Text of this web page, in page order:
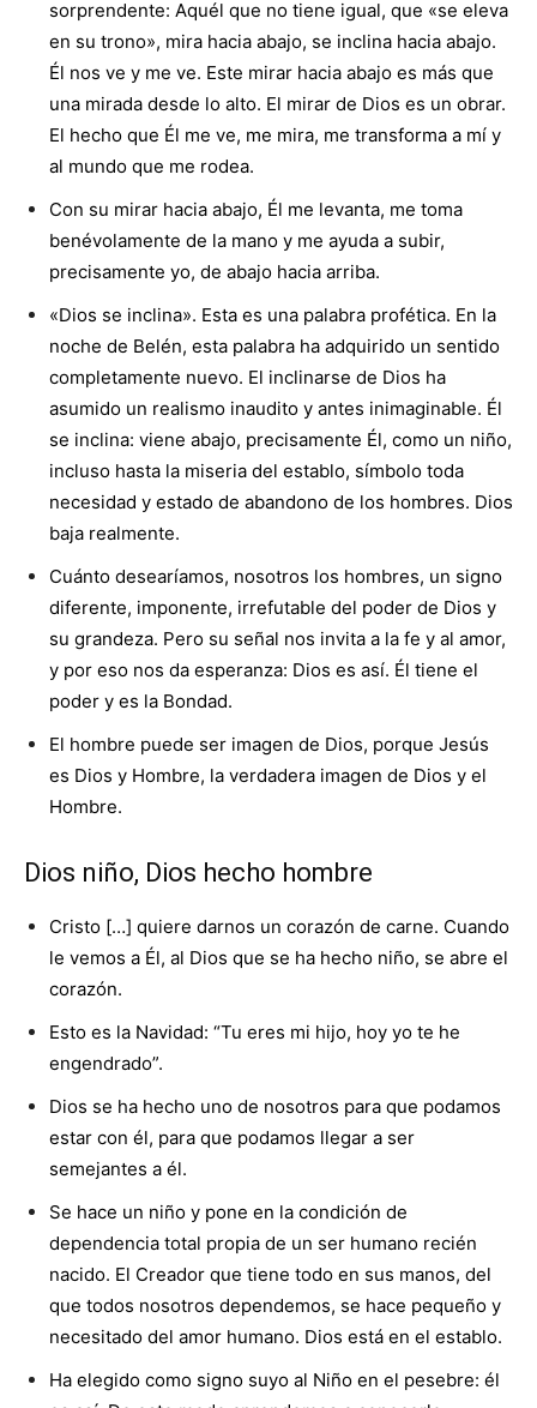
sorprendente: Aquél que no tiene igual, que «se eleva
en su trono», mira hacia abajo, se inclina hacia abajo.
Él nos ve y me ve. Este mirar hacia abajo es más que
una mirada desde lo alto. El mirar de Dios es un obrar.
El hecho que Él me ve, me mira, me transforma a mí y
al mundo que me rodea.
Con su mirar hacia abajo, Él me levanta, me toma
benévolamente de la mano y me ayuda a subir,
precisamente yo, de abajo hacia arriba.
«Dios se inclina». Esta es una palabra profética. En la
noche de Belén, esta palabra ha adquirido un sentido
completamente nuevo. El inclinarse de Dios ha
asumido un realismo inaudito y antes inimaginable. Él
se inclina: viene abajo, precisamente Él, como un niño,
incluso hasta la miseria del establo, símbolo toda
necesidad y estado de abandono de los hombres. Dios
baja realmente.
Cuánto desearíamos, nosotros los hombres, un signo
diferente, imponente, irrefutable del poder de Dios y
su grandeza. Pero su señal nos invita a la fe y al amor,
y por eso nos da esperanza: Dios es así. Él tiene el
poder y es la Bondad.
El hombre puede ser imagen de Dios, porque Jesús
es Dios y Hombre, la verdadera imagen de Dios y el
Hombre.
Dios niño, Dios hecho hombre
Cristo […] quiere darnos un corazón de carne. Cuando
le vemos a Él, al Dios que se ha hecho niño, se abre el
corazón.
Esto es la Navidad: “Tu eres mi hijo, hoy yo te he
engendrado”.
Dios se ha hecho uno de nosotros para que podamos
estar con él, para que podamos llegar a ser
semejantes a él.
Se hace un niño y pone en la condición de
dependencia total propia de un ser humano recién
nacido. El Creador que tiene todo en sus manos, del
que todos nosotros dependemos, se hace pequeño y
necesitado del amor humano. Dios está en el establo.
Ha elegido como signo suyo al Niño en el pesebre: él